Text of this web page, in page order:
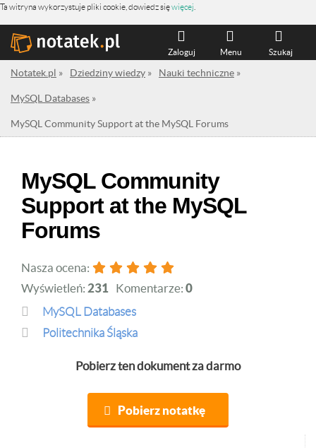
Ta witryna wykorzystuje pliki cookie, dowiedz sięwięcej
Szukaj
Menu
Zaloguj
Notatek.pl » Dziedziny wiedzy » Nauki techniczne »
MySQL Databases »
MySQL Community Support at the MySQL Forums
MySQL Community
Support at the MySQL
Forums
Nasza ocena:
Wyświetleń: 231 Komentarze: 0
MySQL Databases
Politechnika Śląska
Pobierz ten dokument za darmo
Pobierz notatkę